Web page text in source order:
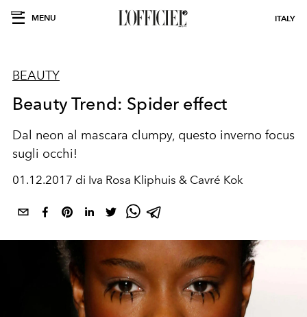
MENU ITALY
BEAUTY
Beauty Trend: Spider effect
Dal neon al mascara clumpy, questo inverno focus
sugli occhi!
01.12.2017 di Iva Rosa Kliphuis & Cavré Kok